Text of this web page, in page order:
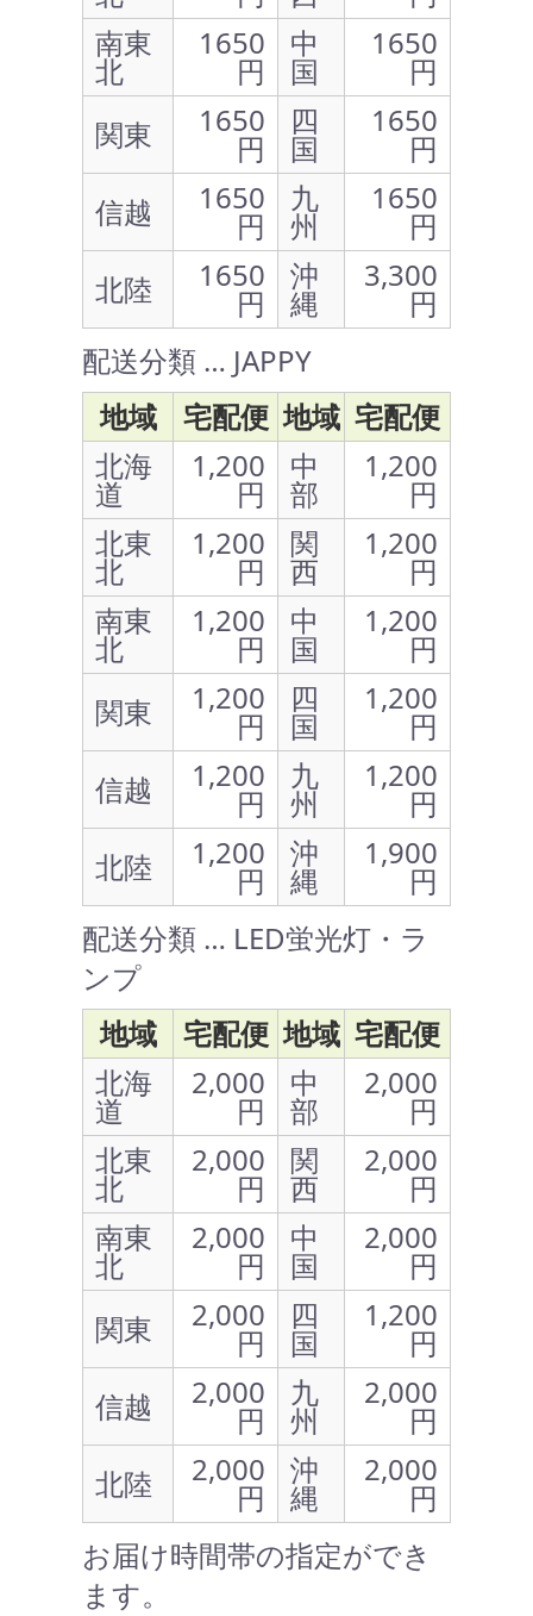
南東
北
1650
円
中
国
1650
円
関東
1650
円
四
国
1650
円
信越
1650
円
九
州
1650
円
北陸
1650
円
沖
縄
3,300
円
配送分類 … JAPPY
地域
宅配便 地域 宅配便
北海
道
1,200
円
中
部
1,200
円
北東
北
1,200
円
関
西
1,200
円
南東
北
1,200
円
中
国
1,200
円
関東
1,200
円
四
国
1,200
円
信越
1,200
円
九
州
1,200
円
北陸
1,200
円
沖
縄
1,900
円
配送分類 … LED蛍光灯・ラ
ンプ
地域
宅配便 地域 宅配便
北海
道
2,000
円
中
部
2,000
円
北東
北
2,000
円
関
西
2,000
円
南東
北
2,000
円
中
国
2,000
円
関東
2,000
円
四
国
1,200
円
信越
2,000
円
九
州
2,000
円
北陸
2,000
円
沖
縄
2,000
円
お届け時間帯の指定ができ
ます。